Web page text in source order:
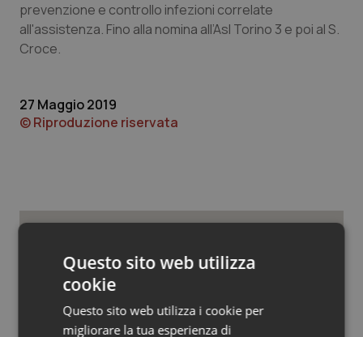
Veneto
Oncoematologia
Psoriasi & pelle
Quotidiano Oncologia
Quotidiano Pediatria
Rene & patologie urogenitali
prevenzione e controllo infezioni correlate
all'assistenza. Fino alla nomina all’Asl Torino 3 e poi al S.
Croce.
27 Maggio 2019
© Riproduzione riservata
Potrebbe interessarti in
Piemonte
Questo sito web utilizza
cookie
Questo sito web utilizza i cookie per
migliorare la tua esperienza di